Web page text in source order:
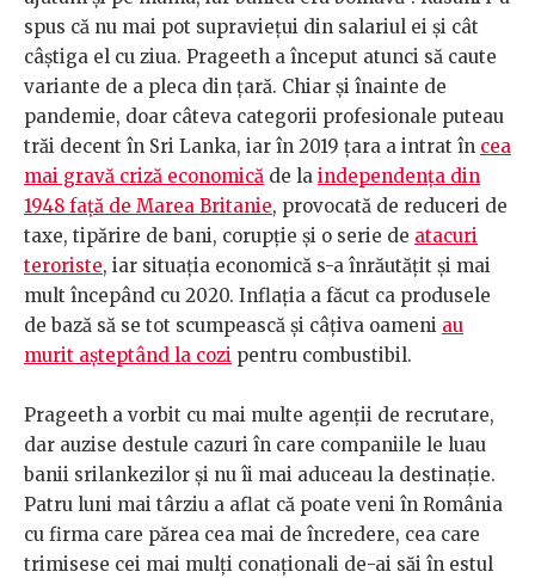
spus că nu mai pot supraviețui din salariul ei și cât
câștiga el cu ziua. Prageeth a început atunci să caute
variante de a pleca din țară. Chiar și înainte de
pandemie, doar câteva categorii profesionale puteau
trăi decent în Sri Lanka, iar în 2019 țara a intrat în cea
mai gravă criză economică de la independența din
1948 față de Marea Britanie, provocată de reduceri de
taxe, tipărire de bani, corupție și o serie de atacuri
teroriste, iar situația economică s-a înrăutățit și mai
mult începând cu 2020. Inflația a făcut ca produsele
de bază să se tot scumpească și câțiva oameni au
murit așteptând la cozi pentru combustibil.
Prageeth a vorbit cu mai multe agenții de recrutare,
dar auzise destule cazuri în care companiile le luau
banii srilankezilor și nu îi mai aduceau la destinație.
Patru luni mai târziu a aflat că poate veni în România
cu firma care părea cea mai de încredere, cea care
trimisese cei mai mulți conaționali de-ai săi în estul